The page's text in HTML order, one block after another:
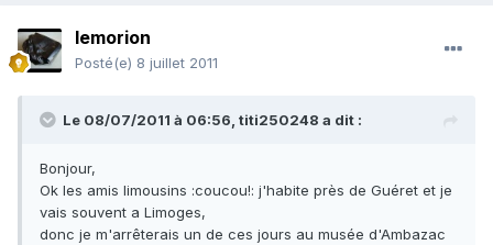
lemorion
Posté(e) 8 juillet 2011
Le 08/07/2011 à 06:56, titi250248 a dit :
Bonjour,
Ok les amis limousins :coucou!: j'habite près de Guéret et je
vais souvent a Limoges,
donc je m'arrêterais un de ces jours au musée d'Ambazac